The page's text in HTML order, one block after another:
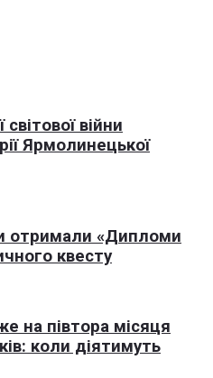
війни
Ярмолинецької
отримали «Дипломи
квесту
на півтора місяця
коли діятимуть